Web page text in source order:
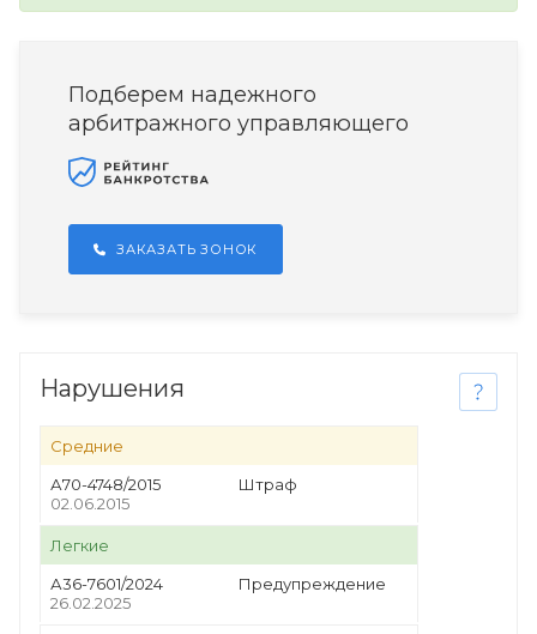
Подберем надежного
арбитражного управляющего
ЗАКАЗАТЬ ЗОНОК
Нарушения
Средние
А70-4748/2015
02.06.2015
Штраф
Легкие
А36-7601/2024
26.02.2025
Предупреждение